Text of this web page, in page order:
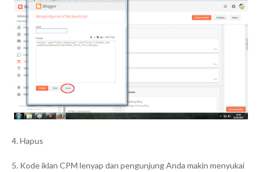
4. Hapus
5. Kode iklan CPM lenyap dan pengunjung Anda makin menyukai